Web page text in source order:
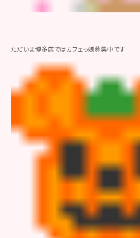
ただいま博多店ではカフェっ娘募集中です